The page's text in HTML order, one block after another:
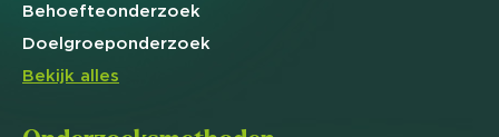
Behoefteonderzoek
Doelgroeponderzoek
Bekijk alles